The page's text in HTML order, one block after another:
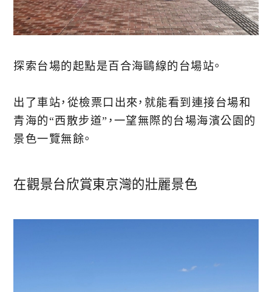
探索台場的起點是百合海鷗線的台場站。
出了車站，從檢票口出來，就能看到連接台場和
青海的“西散步道”，一望無際的台場海濱公園的
景色一覽無餘。
在觀景台欣賞東京灣的壯麗景色